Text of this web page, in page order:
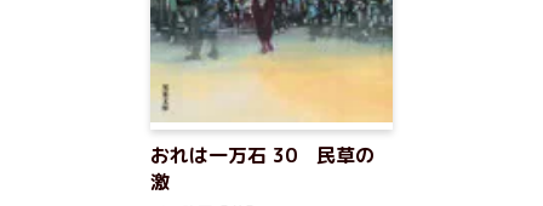
おれは一万石 30 民草の
激